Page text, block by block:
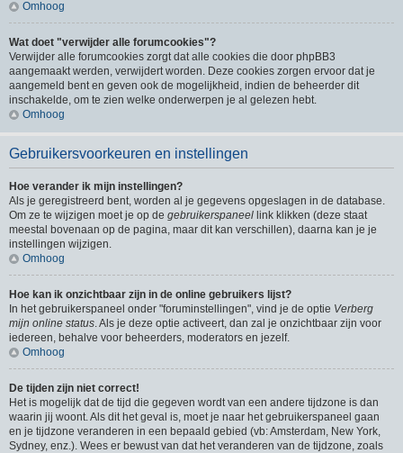
Omhoog
Wat doet "verwijder alle forumcookies"?
Verwijder alle forumcookies zorgt dat alle cookies die door phpBB3
aangemaakt werden, verwijdert worden. Deze cookies zorgen ervoor dat je
aangemeld bent en geven ook de mogelijkheid, indien de beheerder dit
inschakelde, om te zien welke onderwerpen je al gelezen hebt.
Omhoog
Gebruikersvoorkeuren en instellingen
Hoe verander ik mijn instellingen?
Als je geregistreerd bent, worden al je gegevens opgeslagen in de database.
Om ze te wijzigen moet je op de gebruikerspaneel link klikken (deze staat
meestal bovenaan op de pagina, maar dit kan verschillen), daarna kan je je
instellingen wijzigen.
Omhoog
Hoe kan ik onzichtbaar zijn in de online gebruikers lijst?
In het gebruikerspaneel onder "foruminstellingen", vind je de optie Verberg
mijn online status. Als je deze optie activeert, dan zal je onzichtbaar zijn voor
iedereen, behalve voor beheerders, moderators en jezelf.
Omhoog
De tijden zijn niet correct!
Het is mogelijk dat de tijd die gegeven wordt van een andere tijdzone is dan
waarin jij woont. Als dit het geval is, moet je naar het gebruikerspaneel gaan
en je tijdzone veranderen in een bepaald gebied (vb: Amsterdam, New York,
Sydney, enz.). Wees er bewust van dat het veranderen van de tijdzone, zoals